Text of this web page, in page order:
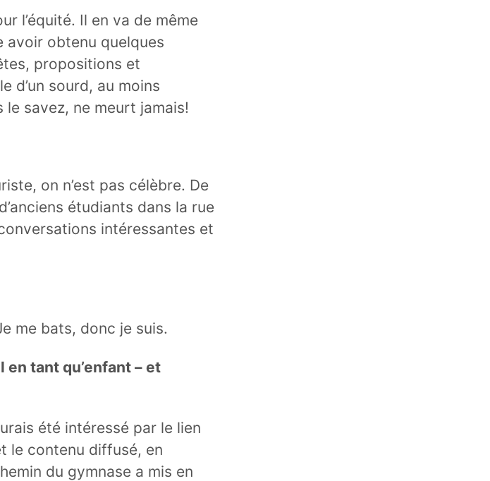
l’équité. Il en va de même
avoir obtenu quelques
propositions et
d’un sourd, au moins
savez, ne meurt jamais!
on n’est pas célèbre. De
étudiants dans la rue
intéressantes et
me bats, donc je suis.
tant qu’enfant – et
été intéressé par le lien
le contenu diffusé, en
du gymnase a mis en